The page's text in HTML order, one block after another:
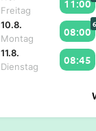
Freitag
11:00
10.8.
Montag
08:00
6
11.8.
Dienstag
08:45